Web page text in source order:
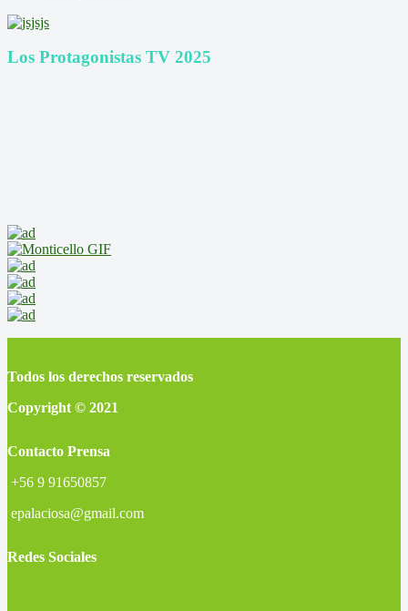
Los Protagonistas TV 2025
Todos los derechos reservados
Copyright © 2021
Contacto Prensa
+56 9 91650857
epalaciosa@gmail.com
Redes Sociales